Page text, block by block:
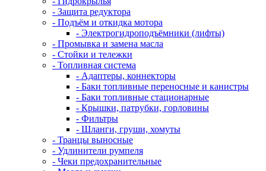
- Защита редуктора
- Подъём и откидка мотора
- Электрогидроподъёмники (лифты)
- Промывка и замена масла
- Стойки и тележки
- Топливная система
- Адаптеры, коннекторы
- Баки топливные переносные и канистры
- Баки топливные стационарные
- Крышки, патрубки, горловины
- Фильтры
- Шланги, груши, хомуты
- Транцы выносные
- Удлинители румпеля
- Чеки предохранительные